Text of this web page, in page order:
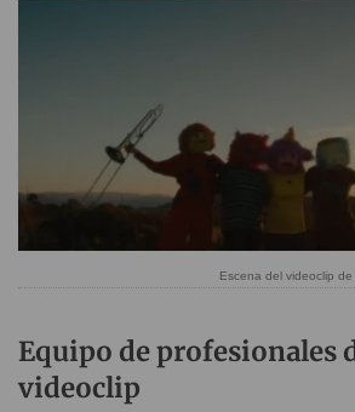
Escena del videoclip de
Equipo de profesionales
videoclip